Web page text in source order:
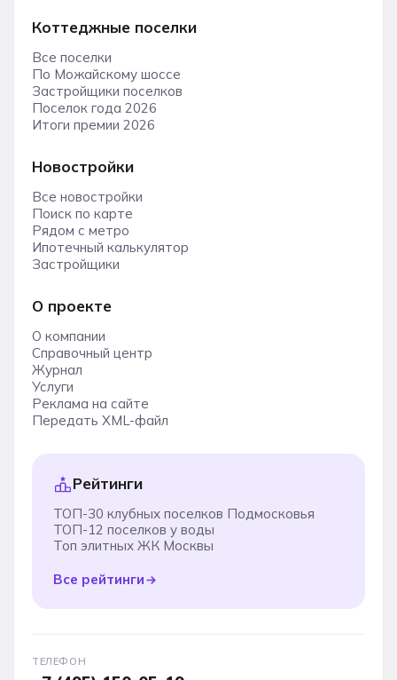
Коттеджные поселки
Все поселки
По Можайскому шоссе
Застройщики поселков
Поселок года 2026
Итоги премии 2026
Новостройки
Все новостройки
Поиск по карте
Рядом с метро
Ипотечный калькулятор
Застройщики
О проекте
О компании
Справочный центр
Журнал
Услуги
Реклама на сайте
Передать XML-файл
Рейтинги
ТОП-30 клубных поселков Подмосковья
ТОП-12 поселков у воды
Топ элитных ЖК Москвы
Все рейтинги
ТЕЛЕФОН